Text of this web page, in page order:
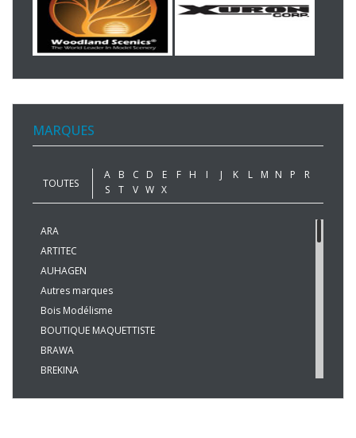
MARQUES
TOUTES
A B C D E F H I J K L M N P
R
S
T V W X
ARA
ARTITEC
AUHAGEN
Autres marques
Bois Modélisme
BOUTIQUE MAQUETTISTE
BRAWA
BREKINA